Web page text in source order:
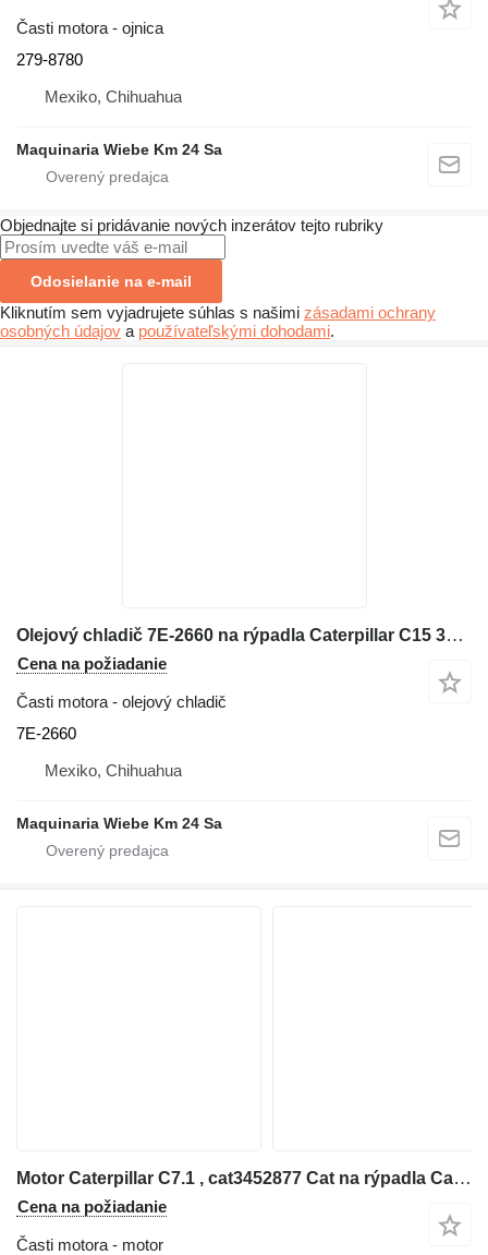
Časti motora - ojnica
279-8780
Mexiko, Chihuahua
Maquinaria Wiebe Km 24 Sa
Objednajte si pridávanie nových inzerátov tejto rubriky
Odosielanie na e-mail
Kliknutím sem vyjadrujete súhlas s našimi zásadami ochrany
osobných údajov a používateľskými dohodami.
Olejový chladič 7E-2660 na rýpadla Caterpillar C15 3406
Cena na požiadanie
Časti motora - olejový chladič
7E-2660
Mexiko, Chihuahua
Maquinaria Wiebe Km 24 Sa
Motor Caterpillar C7.1 , cat3452877 Cat na rýpadla Caterpillar 320
Cena na požiadanie
Časti motora - motor